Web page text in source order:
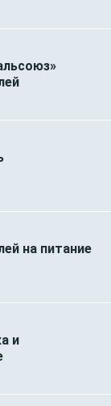
на питание
и